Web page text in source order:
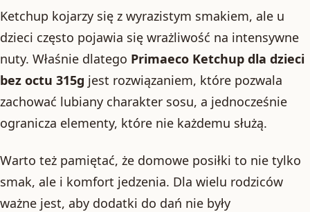
Ketchup kojarzy się z wyrazistym smakiem, ale u
dzieci często pojawia się wrażliwość na intensywne
nuty. Właśnie dlatego Primaeco Ketchup dla dzieci
bez octu 315g jest rozwiązaniem, które pozwala
zachować lubiany charakter sosu, a jednocześnie
ogranicza elementy, które nie każdemu służą.
Warto też pamiętać, że domowe posiłki to nie tylko
smak, ale i komfort jedzenia. Dla wielu rodziców
ważne jest, aby dodatki do dań nie były